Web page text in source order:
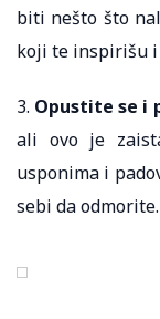
biti nešto što
koji te inspirišu
3. Opustite se i
ali ovo je
usponima i
sebi da odmorite.